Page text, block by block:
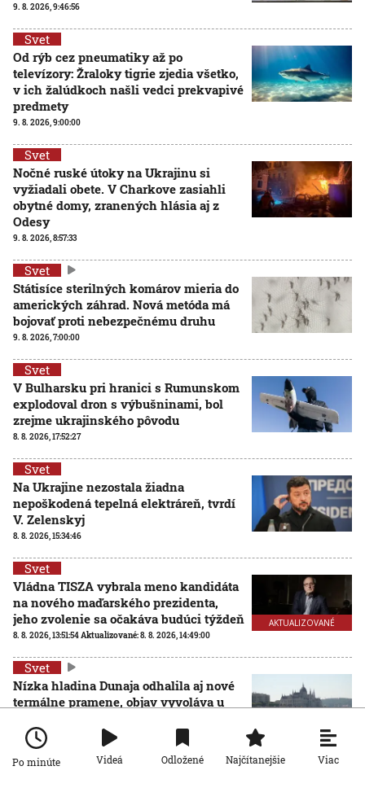
9. 8. 2026, 9:46:56
Svet
Od rýb cez pneumatiky až po
televízory: Žraloky tigrie zjedia všetko,
v ich žalúdkoch našli vedci prekvapivé
predmety
9. 8. 2026, 9:00:00
Svet
Nočné ruské útoky na Ukrajinu si
vyžiadali obete. V Charkove zasiahli
obytné domy, zranených hlásia aj z
Odesy
9. 8. 2026, 8:57:33
Svet
Státisíce sterilných komárov mieria do
amerických záhrad. Nová metóda má
bojovať proti nebezpečnému druhu
9. 8. 2026, 7:00:00
Svet
V Bulharsku pri hranici s Rumunskom
explodoval dron s výbušninami, bol
zrejme ukrajinského pôvodu
8. 8. 2026, 17:52:27
Svet
Na Ukrajine nezostala žiadna
nepoškodená tepelná elektráreň, tvrdí
V. Zelenskyj
8. 8. 2026, 15:34:46
AKTUALIZOVANÉ
Svet
Vládna TISZA vybrala meno kandidáta
na nového maďarského prezidenta,
jeho zvolenie sa očakáva budúci týždeň
8. 8. 2026, 13:51:54 Aktualizované:8. 8. 2026, 14:49:00
Svet
Nízka hladina Dunaja odhalila aj nové
termálne pramene, objav vyvoláva u
8. 8. 2026, 11:30:31
Po minúte Videá Odložené Najčítanejšie Viac